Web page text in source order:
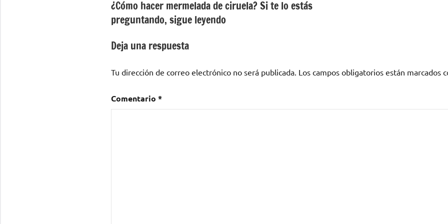
de
entradas
¿Cómo hacer mermelada de ciruela? Si te lo estás
preguntando, sigue leyendo
Deja una respuesta
Tu dirección de correo electrónico no será publicada. Los campos obligatorios están marcados
Comentario *